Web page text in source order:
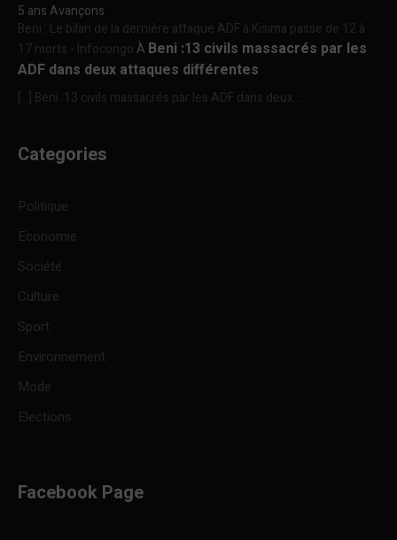
5 ans Avançons
Beni : Le bilan de la dernière attaque ADF à Kisima passe de 12 à
17 morts - InfocongoÀ Beni :13 civils massacrés par les
ADF dans deux attaques différentes
[…] Beni :13 civils massacrés par les ADF dans deux...
Categories
Politique
Economie
Société
Culture
Sport
Environnement
Mode
Elections
Facebook Page